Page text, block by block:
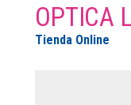
OPTICA
Tienda Online